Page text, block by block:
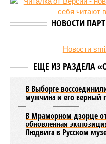
Оплатить проезд
транспорте
будет по
отключения
НОВОСТИ
Новости
ЕЩЕ ИЗ РАЗДЕЛА
В Выборге
мужчина и его верный
В Мраморном дворце
обновленная
Людвига в Русском